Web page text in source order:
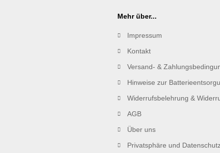
Mehr über...
Impressum
Kontakt
Versand- &
Hinweise zur
Widerrufsbelehrung &
AGB
Über uns
Privatsphäre und Datenschutz